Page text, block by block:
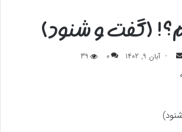
(گفت و شنود)
ارسال آبان 9, 1402 0
39